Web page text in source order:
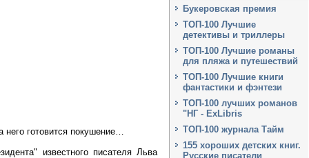
готoвится покушение…
извeстного писателя Льва
Букеровская премия
ТОП-100 Лучшие
детективы и триллеры
ТОП-100 Лучшие романы
для пляжа и путешествий
ТОП-100 Лучшие книги
фантастики и фэнтези
ТОП-100 лучших романов
"НГ - ExLibris
ТОП-100 журнала Тайм
155 хороших детских книг.
Русские писатели